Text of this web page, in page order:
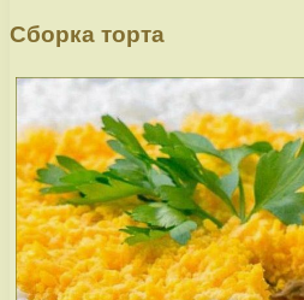
Сборка торта